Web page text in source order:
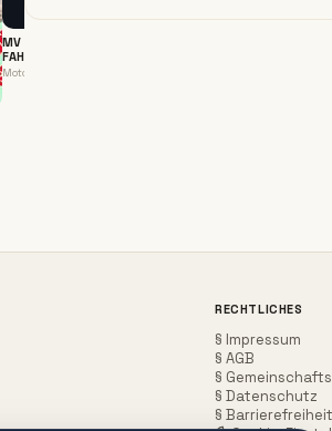
MV AGUSTA ENDURO VELOCE 2025 ERSTE
FAHRT!
Motochecker
RECHTLICHES
§ Impressum
§ AGB
§
§ Datenschutz
§ Barrierefreiheit